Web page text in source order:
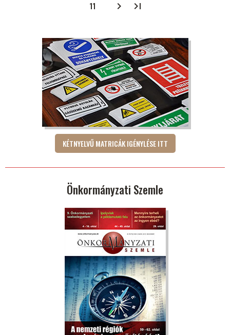
Oldal
11
KÉTNYELVŰ MATRICÁK IGÉNYLÉSE ITT
Önkormányzati Szemle